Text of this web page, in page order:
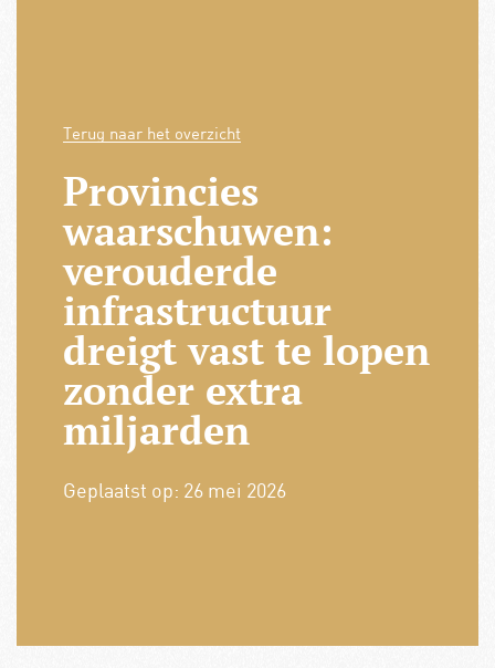
Terug naar het overzicht
Provincies
waarschuwen:
verouderde
infrastructuur
dreigt vast te lopen
zonder extra
miljarden
Geplaatst op: 26 mei 2026